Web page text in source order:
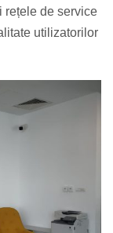
rețele de service
utilizatorilor